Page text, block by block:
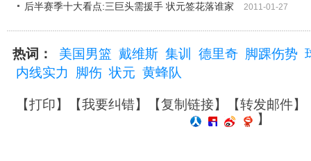
后半赛季十大看点:三巨头需援手 状元签花落谁家 2011-01-27
热词： 美国男篮 戴维斯 集训 德里奇 脚踝伤势
内线实力
脚伤 状元 黄蜂队
【打印】【我要纠错】【复制链接】【转发邮件】
】